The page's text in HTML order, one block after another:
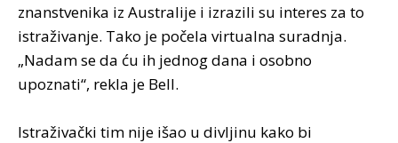
znanstvenika iz Australije i izrazili su interes za to
istraživanje. Tako je počela virtualna suradnja.
„Nadam se da ću ih jednog dana i osobno
upoznati“, rekla je Bell.
Istraživački tim nije išao u divljinu kako bi